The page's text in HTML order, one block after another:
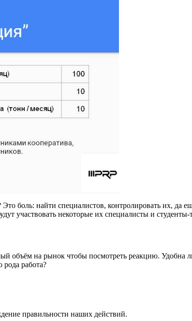
боль: найти специалистов, контролировать их, да
участвовать некоторые их специалисты и
на рынок чтобы посмотреть реакцию. Удобна
работа?
правильности наших действий.